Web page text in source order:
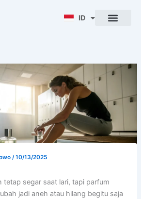
ID
ENG
/10/13/2025
tetap segar saat lari, tapi parfum
jadi aneh atau hilang begitu saja